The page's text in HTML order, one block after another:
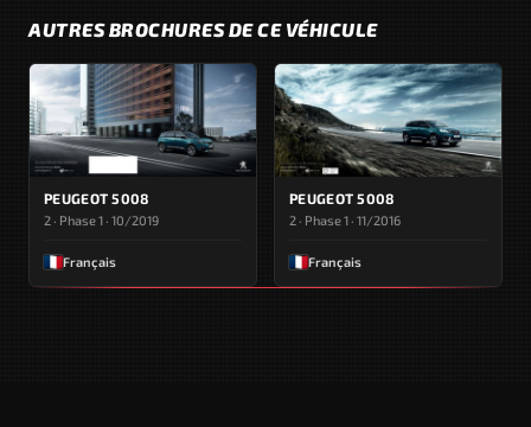
AUTRES BROCHURES DE CE VÉHICULE
PEUGEOT 5008
2 · Phase 1 · 10/2019
Français
PEUGEOT 5008
2 · Phase 1 · 11/2016
Français